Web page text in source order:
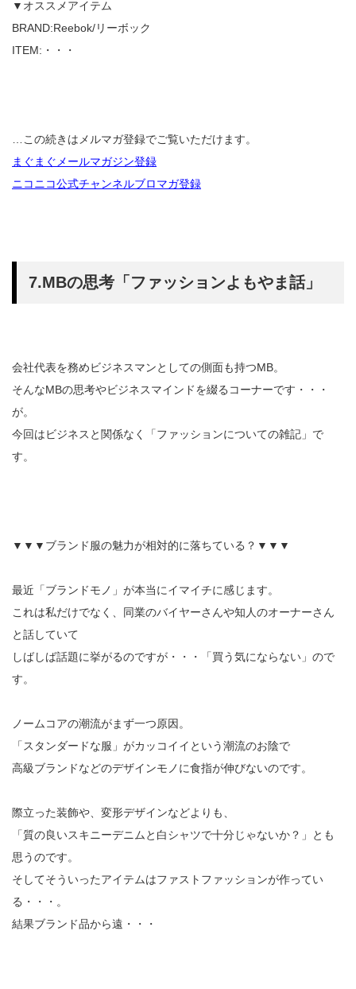
▼オススメアイテム
BRAND:Reebok/リーボック
ITEM:・・・
…この続きはメルマガ登録でご覧いただけます。
まぐまぐメールマガジン登録
ニコニコ公式チャンネルブロマガ登録
7.MBの思考「ファッションよもやま話」
会社代表を務めビジネスマンとしての側面も持つMB。
そんなMBの思考やビジネスマインドを綴るコーナーです・・・
が。
今回はビジネスと関係なく「ファッションについての雑記」で
す。
▼▼▼ブランド服の魅力が相対的に落ちている？▼▼▼
最近「ブランドモノ」が本当にイマイチに感じます。
これは私だけでなく、同業のバイヤーさんや知人のオーナーさん
と話していて
しばしば話題に挙がるのですが・・・「買う気にならない」ので
す。
ノームコアの潮流がまず一つ原因。
「スタンダードな服」がカッコイイという潮流のお陰で
高級ブランドなどのデザインモノに食指が伸びないのです。
際立った装飾や、変形デザインなどよりも、
「質の良いスキニーデニムと白シャツで十分じゃないか？」とも
思うのです。
そしてそういったアイテムはファストファッションが作ってい
る・・・。
結果ブランド品から遠・・・